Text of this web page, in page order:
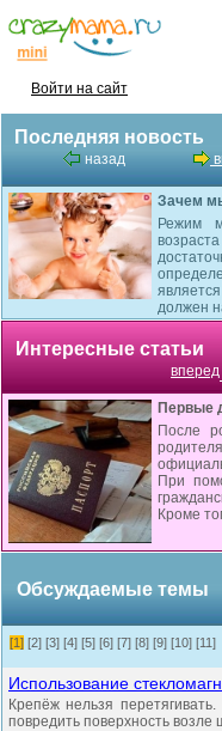
Войти на сайт
Последняя новость
назад
Зачем
Режим
должен
Интересные статьи
вперед
Первые
После
При
Кроме
Обсуждаемые темы
[1] [2] [3] [4] [5] [6] [7] [8] [9] [10] [11]
Использование
Крепёж нельзя
повредить поверхность